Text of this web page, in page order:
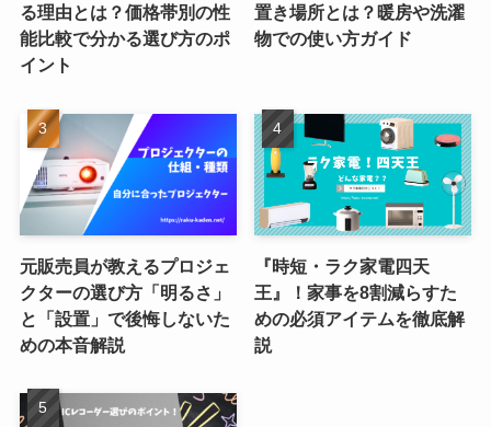
る理由とは？価格帯別の性
能比較で分かる選び方のポ
イント
置き場所とは？暖房や洗濯
物での使い方ガイド
元販売員が教えるプロジェ
クターの選び方「明るさ」
と「設置」で後悔しないた
めの本音解説
『時短・ラク家電四天
王』！家事を8割減らすた
めの必須アイテムを徹底解
説